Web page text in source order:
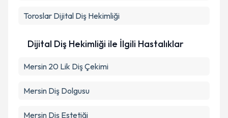
Toroslar Dijital Diş Hekimliği
Dijital Diş Hekimliği ile İlgili Hastalıklar
Mersin 20 Lik Diş Çekimi
Mersin Diş Dolgusu
Mersin Diş Estetiği